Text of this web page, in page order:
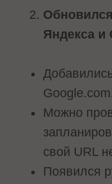
Яндекса и
Можно
свой URL
Появился